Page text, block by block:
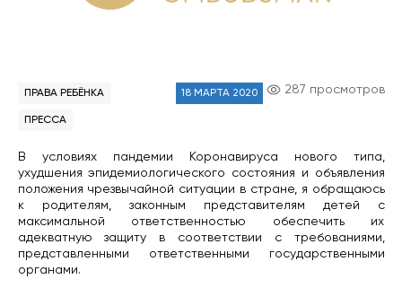
ПРАВА РЕБЁНКА
ПРЕССА
18 МАРТА 2020 287 просмотров
В условиях пандемии Коронавируса нового типа,
ухудшения эпидемиологического состояния и объявления
положения чрезвычайной ситуации в стране, я обращаюсь
к родителям, законным представителям детей с
максимальной ответственностью обеспечить их
адекватную защиту в соответствии с требованиями,
представленными ответственными государственными
органами.